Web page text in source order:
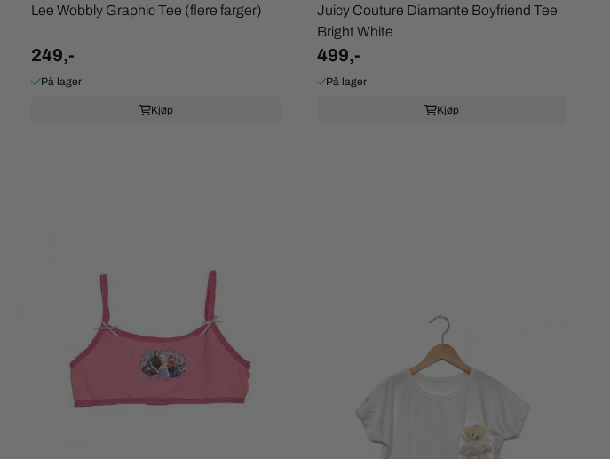
Lee Wobbly Graphic Tee (flere farger)
249,-
På lager
Kjøp
Juicy Couture Diamante Boyfriend Tee
Bright White
499,-
På lager
Kjøp